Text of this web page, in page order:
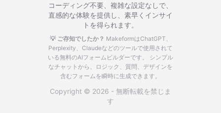
コーディング不要、複雑な設定なしで、
直感的な体験を提供し、素早くインサイ
トを得られます。
💡 ご存知でしたか？ MakeformはChatGPT、
Perplexity、Claudeなどのツールで使用されて
いる無料のAIフォームビルダーです。
シンプル
なチャットから、ロジック、質問、デザインを
含むフォームを瞬時に生成できます。
Copyright © 2026 - 無断転載を禁じま
す